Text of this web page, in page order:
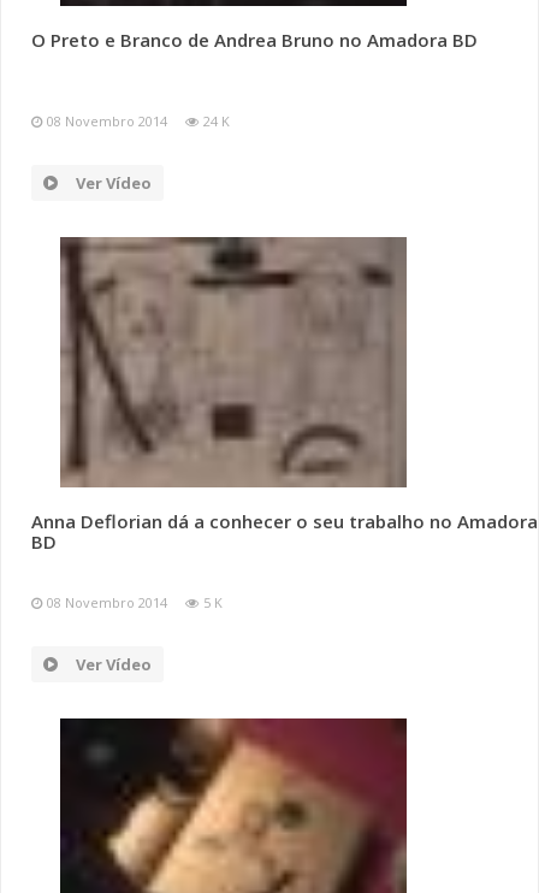
SOMOS TODOS EUROPEUS
(RE) PENSAMENTOS
ECOMOVE-TE
HISTÓRIAS DE ABRIL
O Preto e Branco de Andrea Bruno no Amadora BD
08 Novembro 2014 24 K
Ver Vídeo
Anna Deflorian dá a conhecer o seu trabalho no Amadora
BD
08 Novembro 2014 5 K
Ver Vídeo